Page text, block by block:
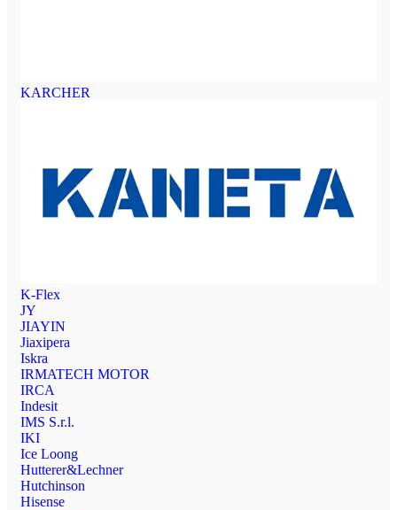
KARCHER
K-Flex
JY
JIAYIN
Jiaxipera
Iskra
IRMATECH MOTOR
IRCA
Indesit
IMS S.r.l.
IKI
Ice Loong
Hutterer&Lechner
Hutchinson
Hisense